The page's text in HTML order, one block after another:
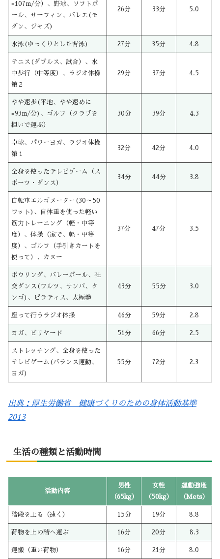
=107m/分）、野球、ソフトボ
ール、サーフィン、バレエ(モ
ダン、ジャズ)
26分 33分 5.0
水泳(ゆっくりとした背泳) 27分 35分 4.8
テニス(ダブルス、試合）、水
中歩行（中等度）、ラジオ体操
第２
29分 37分 4.5
やや速歩(平地、やや速めに
=93m/分)、ゴルフ（クラブを
担いで運ぶ）
30分 39分 4.3
卓球、パワーヨガ、ラジオ体操
第１
32分 42分 4.0
全身を使ったテレビゲーム（ス
ポーツ・ダンス）
34分 44分 3.8
自転車エルゴメーター(30～50
ワット)、自体重を使った軽い
筋力トレーニング（軽・中等
度）、体操（家で、軽・中等
度）、ゴルフ（手引きカートを
使って）、カヌー
37分 47分 3.5
ボウリング、バレーボール、社
交ダンス(ワルツ、サンバ、タ
ンゴ)、ピラティス、太極拳
43分 55分 3.0
座って行うラジオ体操 46分 59分 2.8
ヨガ、ビリヤード 51分 66分 2.5
ストレッチング、全身を使った
テレビゲーム(バランス運動、
ヨガ)
55分 72分 2.3
出典：厚生労働省 健康づくりのための身体活動基準
2013
生活の種類と活動時間
活動内容
男性
（65kg）
女性
（50kg）
運動強度
（Mets）
階段を上る（速く） 15分 19分 8.8
荷物を上の階へ運ぶ 16分 20分 8.3
運搬（重い荷物） 16分 21分 8.0